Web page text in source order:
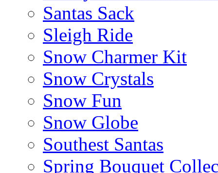
Santas Sack
Sleigh Ride
Snow Charmer Kit
Snow Crystals
Snow Fun
Snow Globe
Southest Santas
Spring Bouquet